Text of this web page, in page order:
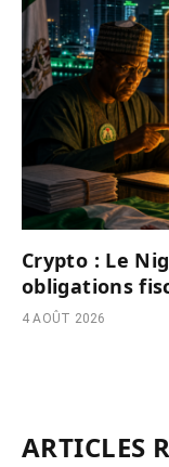
Crypto : Le
obligations
4 AOÛT 2026
ARTICLES